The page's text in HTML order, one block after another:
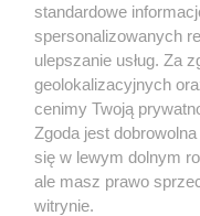
na brak dobrych
kariery w F1 nie
zamieszanie. I
się okaże, że ostatni
standardowe
spersonalizowanych
ulepszanie usług. Za
geolokalizacyjnych
cenimy Twoją
Zgoda jest
się w lewym dolnym
ale masz prawo
witrynie.